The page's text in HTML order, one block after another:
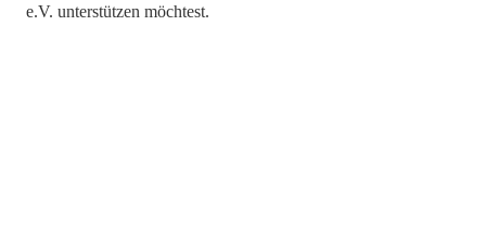
e.V. unterstützen möchtest.